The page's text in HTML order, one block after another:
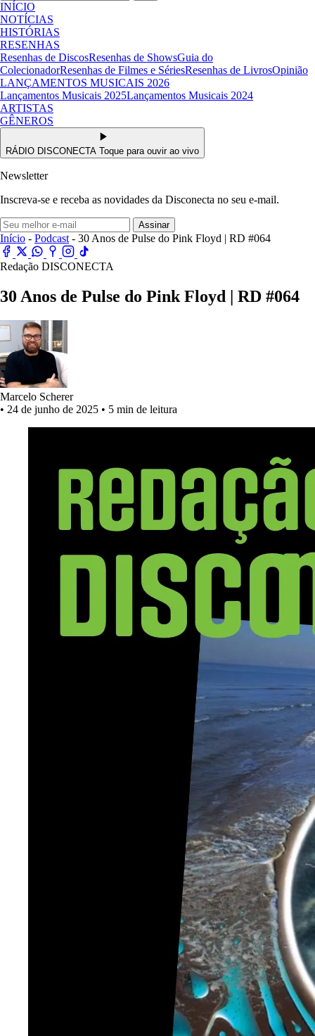
INÍCIO
NOTÍCIAS
HISTÓRIAS
RESENHAS
Resenhas de DiscosResenhas de ShowsGuia do
ColecionadorResenhas de Filmes e SériesResenhas de LivrosOpinião
LANÇAMENTOS MUSICAIS 2026
Lançamentos Musicais 2025Lançamentos Musicais 2024
ARTISTAS
GÊNEROS
RÁDIO DISCONECTA Toque para ouvir ao vivo
Newsletter
Inscreva-se e receba as novidades da Disconecta no seu e-mail.
Assinar
Início - Podcast - 30 Anos de Pulse do Pink Floyd | RD #064
Redação DISCONECTA
30 Anos de Pulse do Pink Floyd | RD #064
Marcelo Scherer
• 24 de junho de 2025 • 5 min de leitura